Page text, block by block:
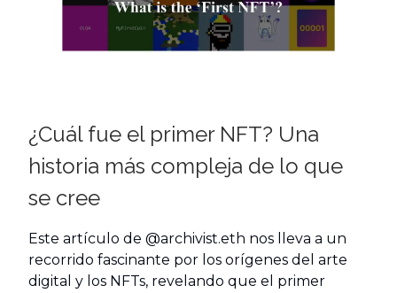
¿Cuál fue el primer NFT? Una
historia más compleja de lo que
se cree
Este artículo de @archivist.eth nos lleva a un
recorrido fascinante por los orígenes del arte
digital y los NFTs, revelando que el primer